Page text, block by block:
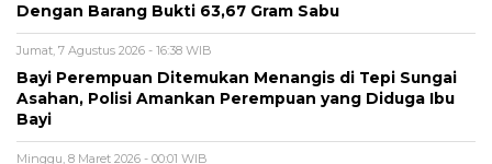
Dengan Barang Bukti 63,67 Gram Sabu
Jumat, 7 Agustus 2026 - 16:38 WIB
Bayi Perempuan Ditemukan Menangis di Tepi Sungai
Asahan, Polisi Amankan Perempuan yang Diduga Ibu
Bayi
Minggu, 8 Maret 2026 - 00:01 WIB